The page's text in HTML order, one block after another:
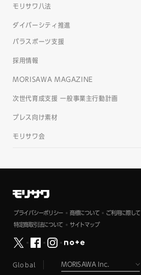
モリサワ八法
ダイバーシティ推進
パラスポーツ支援
採用情報
MORISAWA MAGAZINE
次世代育成支援 一般事業主行動計画
プレス向け素材
モリサワ会
プライバシーポリシー 商標について ご利用に際して
特定商取引法について サイトマップ
Global